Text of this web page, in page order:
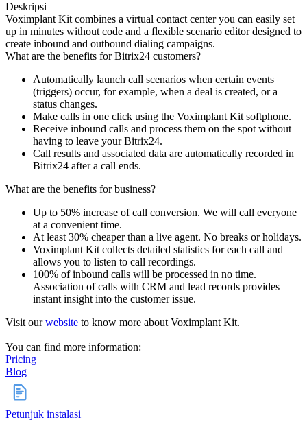
Deskripsi
Voximplant Kit combines a virtual contact center you can easily set
up in minutes without code and a flexible scenario editor designed to
create inbound and outbound dialing campaigns.
What are the benefits for Bitrix24 customers?
Automatically launch call scenarios when certain events
(triggers) occur, for example, when a deal is created, or a
status changes.
Make calls in one click using the Voximplant Kit softphone.
Receive inbound calls and process them on the spot without
having to leave your Bitrix24.
Call results and associated data are automatically recorded in
Bitrix24 after a call ends.
What are the benefits for business?
Up to 50% increase of call conversion. We will call everyone
at a convenient time.
At least 30% cheaper than a live agent. No breaks or holidays.
Voximplant Kit collects detailed statistics for each call and
allows you to listen to call recordings.
100% of inbound calls will be processed in no time.
Association of calls with CRM and lead records provides
instant insight into the customer issue.
Visit ourwebsite to know more about Voximplant Kit.
You can find more information:
Pricing
Blog
Petunjuk instalasi